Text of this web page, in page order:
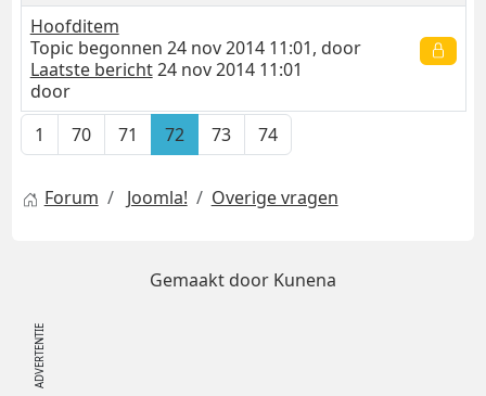
Hoofditem
Topic begonnen 24 nov 2014 11:01, door
Laatste bericht24 nov 2014 11:01
door
1
70 71 72 73 74
Forum Joomla! Overige vragen
Gemaakt door Kunena